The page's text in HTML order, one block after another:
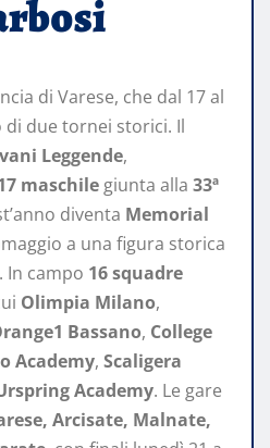
di Varese, che dal 17 al
due tornei storici. Il
Leggende,
maschile giunta alla 33ª
diventa Memorial
a una figura storica
In campo 16 squadre
Olimpia Milano,
Bassano, College
Academy, Scaligera
Academy. Le gare
Arcisate, Malnate,